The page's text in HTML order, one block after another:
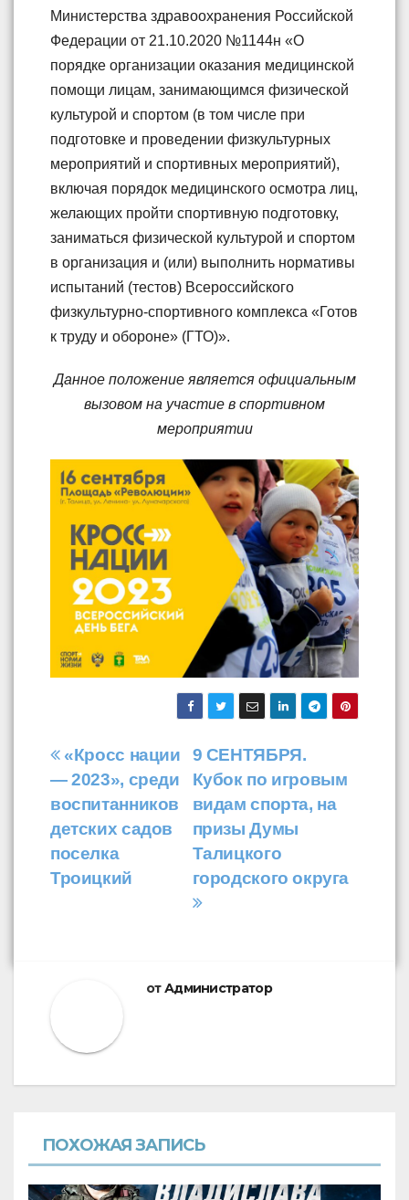
Министерства здравоохранения Российской
Федерации от 21.10.2020 №1144н «О
порядке организации оказания медицинской
помощи лицам, занимающимся физической
культурой и спортом (в том числе при
подготовке и проведении физкультурных
мероприятий и спортивных мероприятий),
включая порядок медицинского осмотра лиц,
желающих пройти спортивную подготовку,
заниматься физической культурой и спортом
в организация и (или) выполнить нормативы
испытаний (тестов) Всероссийского
физкультурно-спортивного комплекса «Готов
к труду и обороне» (ГТО)».
Данное положение является официальным
вызовом на участие в спортивном
мероприятии
Навигация
по
записям
9 СЕНТЯБРЯ.
Кубок по игровым
видам спорта, на
призы Думы
Талицкого
городского округа
«Кросс нации
— 2023», среди
воспитанников
детских садов
поселка
Троицкий
отАдминистратор
ПОХОЖАЯ ЗАПИСЬ